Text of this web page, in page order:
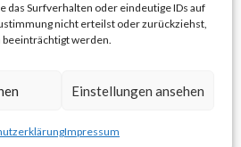
das Surfverhalten oder eindeutige IDs auf
nicht erteilst oder zurückziehst,
werden.
Einstellungen ansehen
Impressum